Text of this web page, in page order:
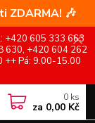
ZDARMA! 🎶
+420 605 333 663
630, +420 604 262
++ Pá: 9.00-15.00
0 ks
za 0,00 Kč